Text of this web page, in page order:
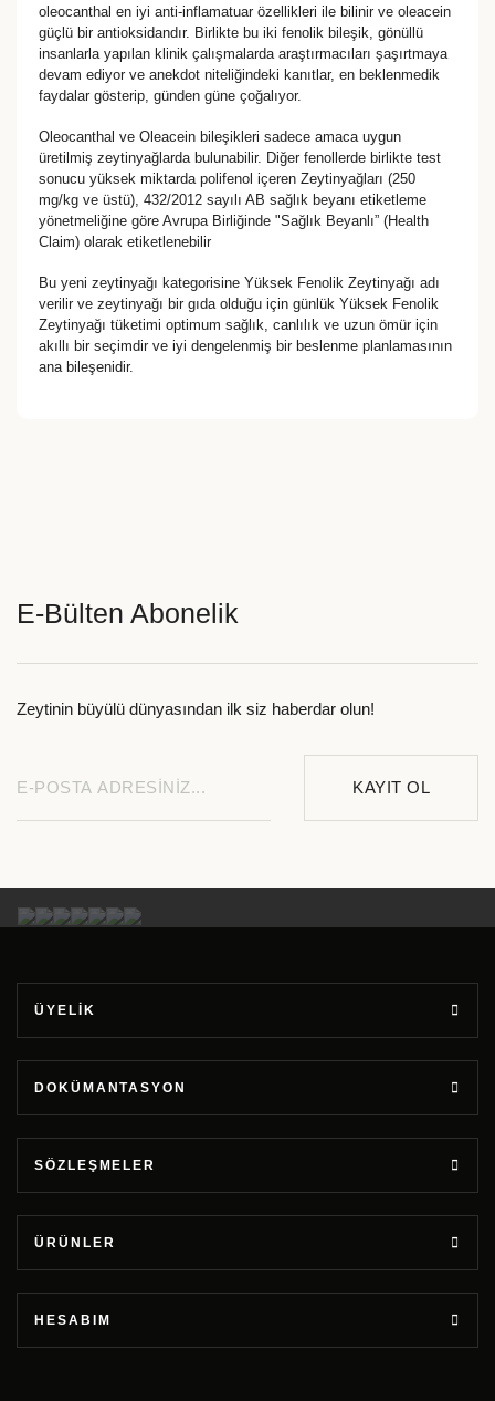
oleocanthal en iyi anti-inflamatuar özellikleri ile bilinir ve oleacein
güçlü bir antioksidandır. Birlikte bu iki fenolik bileşik, gönüllü
insanlarla yapılan klinik çalışmalarda araştırmacıları şaşırtmaya
devam ediyor ve anekdot niteliğindeki kanıtlar, en beklenmedik
faydalar gösterip, günden güne çoğalıyor.
Oleocanthal ve Oleacein bileşikleri sadece amaca uygun
üretilmiş zeytinyağlarda bulunabilir. Diğer fenollerde birlikte test
sonucu yüksek miktarda polifenol içeren Zeytinyağları (250
mg/kg ve üstü), 432/2012 sayılı AB sağlık beyanı etiketleme
yönetmeliğine göre Avrupa Birliğinde "Sağlık Beyanlı” (Health
Claim) olarak etiketlenebilir
Bu yeni zeytinyağı kategorisine Yüksek Fenolik Zeytinyağı adı
verilir ve zeytinyağı bir gıda olduğu için günlük Yüksek Fenolik
Zeytinyağı tüketimi optimum sağlık, canlılık ve uzun ömür için
akıllı bir seçimdir ve iyi dengelenmiş bir beslenme planlamasının
ana bileşenidir.
E-Bülten Abonelik
Zeytinin büyülü dünyasından ilk siz haberdar olun!
KAYIT OL
ÜYELİK
DOKÜMANTASYON
SÖZLEŞMELER
ÜRÜNLER
HESABIM